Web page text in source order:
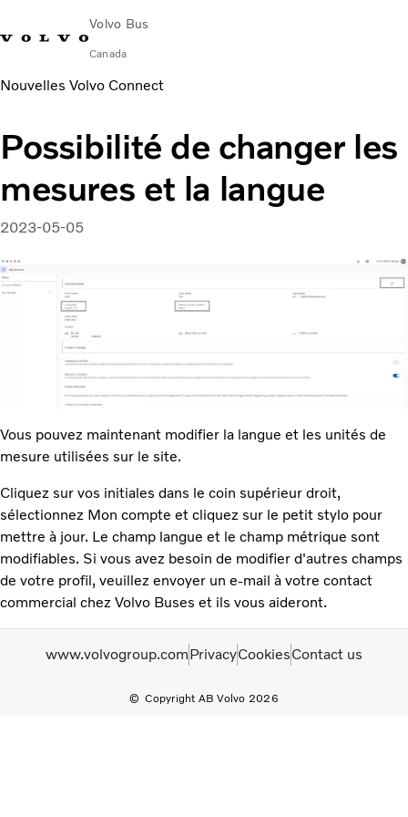
Volvo Bus
Canada
Change Market Nous ContacterEnglish
Autocars
Pourquoi Volvo?
Nouvelles et histoires
Nouvelles Volvo Connect
Possibilité de changer les
mesures et la langue
2023-05-05
Vous pouvez maintenant modifier la langue et les unités de
mesure utilisées sur le site.
Cliquez sur vos initiales dans le coin supérieur droit,
sélectionnez Mon compte et cliquez sur le petit stylo pour
mettre à jour. Le champ langue et le champ métrique sont
modifiables. Si vous avez besoin de modifier d'autres champs
de votre profil, veuillez envoyer un e-mail à votre contact
commercial chez Volvo Buses et ils vous aideront.
Copyright AB Volvo 2026
www.volvogroup.comPrivacyCookiesContact us